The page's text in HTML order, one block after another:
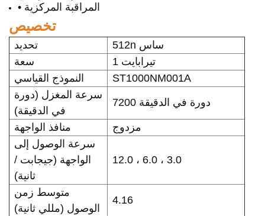
• المراقبة المركزية
تخصيص
تحديد
512n ساس
سعة
1 تيرابايت
النموذج القياسي
ST1000NM001A
سرعة المغزل (دورة
في الدقيقة)
7200 دورة في الدقيقة
منافذ الواجهة
مزدوج
سرعة الوصول إلى
الواجهة (جيجابت /
ثانية)
12.0 ، 6.0 ، 3.0
متوسط زمن
الوصول (مللي ثانية)
4.16